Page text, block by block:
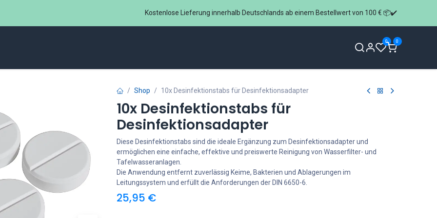
Kostenlose Lieferung innerhalb Deutschlands ab einem Bestellwert von 100 € 📦✔️
Kontakt
0 0
Shop 10x Desinfektionstabs für Desinfektionsadapter
10x Desinfektionstabs für
Desinfektionsadapter
Diese Desinfektionstabs sind die ideale Ergänzung zum Desinfektionsadapter und
ermöglichen eine einfache, effektive und preiswerte Reinigung von Wasserfilter- und
Tafelwasseranlagen.
Die Anwendung entfernt zuverlässig Keime, Bakterien und Ablagerungen im
Leitungssystem und erfüllt die Anforderungen der DIN 6650-6.
25,95 €